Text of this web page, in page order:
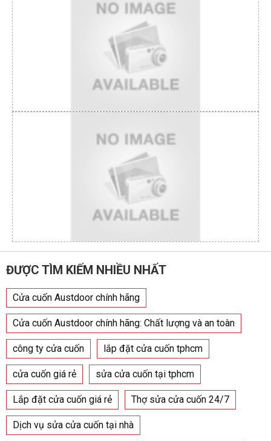
ĐƯỢC TÌM KIẾM NHIỀU NHẤT
Cửa cuốn Austdoor chính hãng
Cửa cuốn Austdoor chính hãng: Chất lượng và an toàn
công ty cửa cuốn lắp đặt cửa cuốn tphcm
cửa cuốn giá rẻ sửa cửa cuốn tại tphcm
Lắp đặt cửa cuốn giá rẻ Thợ sửa cửa cuốn 24/7
Dịch vụ sửa cửa cuốn tại nhà